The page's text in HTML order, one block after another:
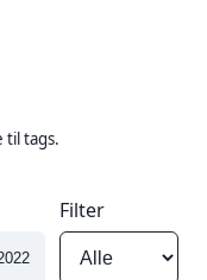
til tags.
V2022 H2021
Filter